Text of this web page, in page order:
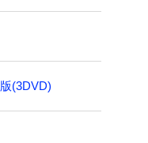
(3DVD)